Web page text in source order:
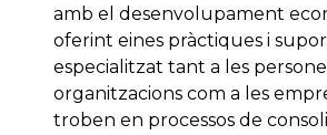
amb el desenvolupament
oferint eines pràctiques i
especialitzat tant a les
organitzacions com a les
troben en processos de